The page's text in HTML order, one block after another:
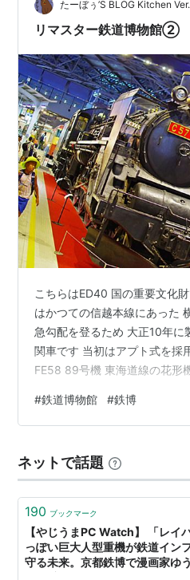
たーぼぅ’S BLOG Kitchen
リマスター鉄道博物館②
こちらはED40 国の重要文化
はかつての信越本線にあった
急勾配を登るため 大正10年に
関車です 当初はアプト式を採
FE58 89号機 東海道線の花形
なのだそう 小学校の頃ですが
率いて 伊豆急行まで入って来
気機関車 この135号機は最後
たC57なのだそう この時３０
#鉄道博物館 #鉄博
ネットで話題
190 ブックマーク
【やじうまPC Watch】 「レイ
っぽい巨大人型重機が鉄道イン
守る未来。京都鉄博で漫画家ゆ